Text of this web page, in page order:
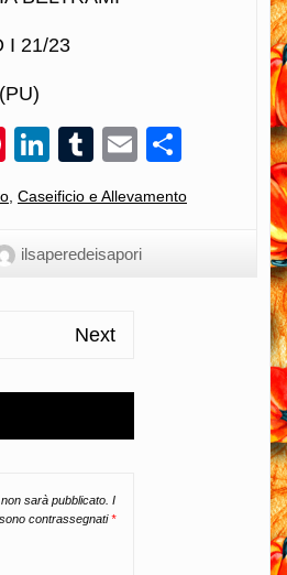
I 21/23
Pinterest
LinkedIn
Tumblr
Email
Caseificio e Allevamento
ilsaperedeisapori
Next
sarà pubblicato. I
contrassegnati*